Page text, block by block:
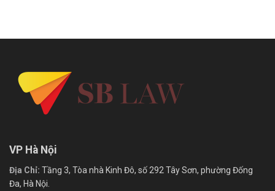
VP Hà Nội
Địa Chỉ: Tầng 3, Tòa nhà Kinh Đô, số 292 Tây Sơn, phường Đống
Đa, Hà Nội.